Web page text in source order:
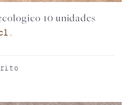
10 unidades